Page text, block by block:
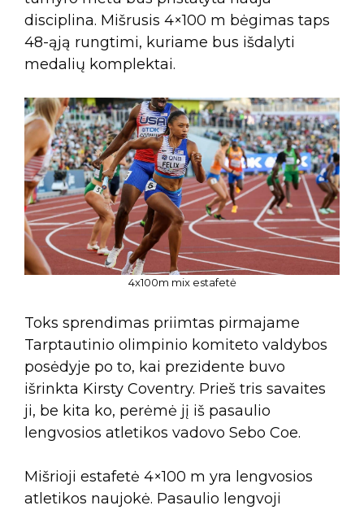
disciplina. Mišrusis 4×100 m bėgimas taps
48-ąją rungtimi, kuriame bus išdalyti
medalių komplektai.
4x100m mix estafetė
Toks sprendimas priimtas pirmajame
Tarptautinio olimpinio komiteto valdybos
posėdyje po to, kai prezidente buvo
išrinkta Kirsty Coventry. Prieš tris savaites
ji, be kita ko, perėmė jį iš pasaulio
lengvosios atletikos vadovo Sebo Coe.
Mišrioji estafetė 4×100 m yra lengvosios
atletikos naujokė. Pasaulio lengvoji